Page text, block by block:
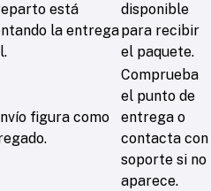
está
la entrega
disponible
para recibir
el paquete.
figura como
Comprueba
el punto de
entrega o
contacta con
soporte si no
aparece.